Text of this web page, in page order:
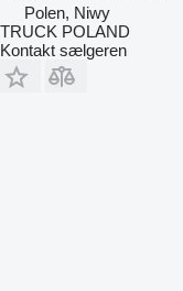
Polen, Niwy
TRUCK POLAND
Kontakt sælgeren